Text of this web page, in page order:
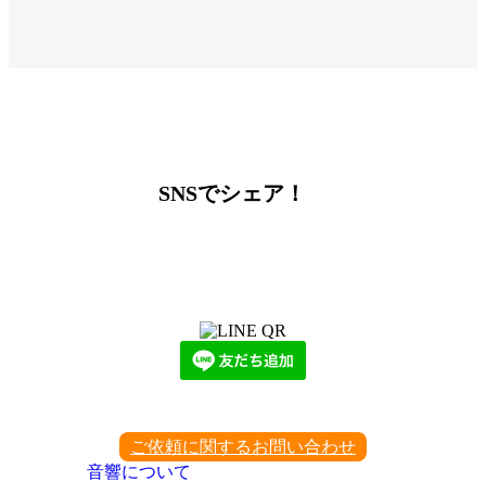
SNSでシェア！
ご依頼に関するお問い合わせ
音響について